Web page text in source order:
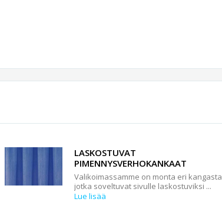
LASKOSTUVAT
PIMENNYSVERHOKANKAAT
Valikoimassamme on monta eri kangasta
jotka soveltuvat sivulle laskostuviksi ...
Lue lisää